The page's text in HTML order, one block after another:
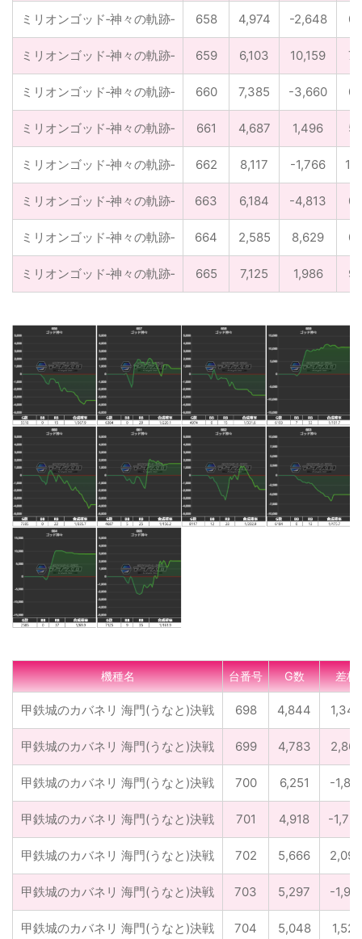
ミリオンゴッド‐神々の軌跡‐ 658 4,974 -2,648 0
ミリオンゴッド‐神々の軌跡‐ 659 6,103 10,159 7
ミリオンゴッド‐神々の軌跡‐ 660 7,385 -3,660 0
ミリオンゴッド‐神々の軌跡‐ 661 4,687 1,496 5
ミリオンゴッド‐神々の軌跡‐ 662 8,117 -1,766 12
ミリオンゴッド‐神々の軌跡‐ 663 6,184 -4,813 0
ミリオンゴッド‐神々の軌跡‐ 664 2,585 8,629 0
ミリオンゴッド‐神々の軌跡‐ 665 7,125 1,986 9
機種名 台番号 G数 差枚
甲鉄城のカバネリ 海門(うなと)決戦 698 4,844 1,344
甲鉄城のカバネリ 海門(うなと)決戦 699 4,783 2,865
甲鉄城のカバネリ 海門(うなと)決戦 700 6,251 -
甲鉄城のカバネリ 海門(うなと)決戦 701 4,918 -
甲鉄城のカバネリ 海門(うなと)決戦 702 5,666 2,093
甲鉄城のカバネリ 海門(うなと)決戦 703 5,297 -
甲鉄城のカバネリ 海門(うなと)決戦 704 5,048 1,521